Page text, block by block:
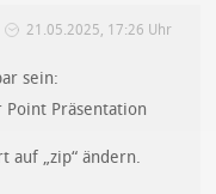
21.05.2025, 17:26 Uhr
sein:
Präsentation
auf „zip“ ändern.